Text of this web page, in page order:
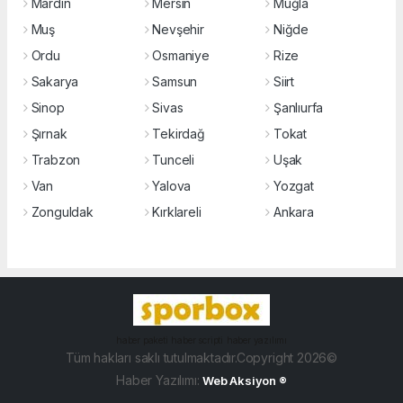
Muş
Nevşehir
Niğde
Ordu
Osmaniye
Rize
Sakarya
Samsun
Siirt
Sinop
Sivas
Şanlıurfa
Şırnak
Tekirdağ
Tokat
Trabzon
Tunceli
Uşak
Van
Yalova
Yozgat
Zonguldak
Kırklareli Ankara
Tüm hakları saklı tutulmaktadır.Copyright 2026©
Haber Yazılımı:Web Aksiyon ®